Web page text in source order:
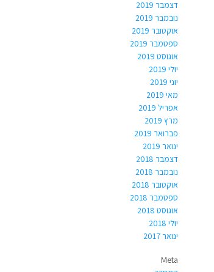
דצמבר 2019
נובמבר 2019
אוקטובר 2019
ספטמבר 2019
אוגוסט 2019
יולי 2019
יוני 2019
מאי 2019
אפריל 2019
מרץ 2019
פברואר 2019
ינואר 2019
דצמבר 2018
נובמבר 2018
אוקטובר 2018
ספטמבר 2018
אוגוסט 2018
יולי 2018
ינואר 2017
Meta